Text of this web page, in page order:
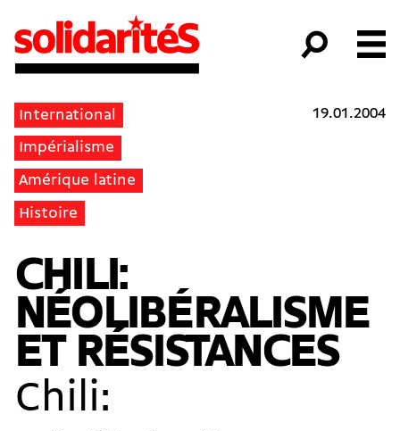
International
Impérialisme
Amérique latine
Histoire
19.01.2004
CHILI:
NÉOLIBÉRALISME
ET RÉSISTANCES
Chili: